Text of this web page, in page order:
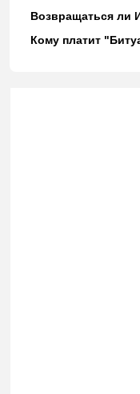
Возвращаться ли
Кому платит